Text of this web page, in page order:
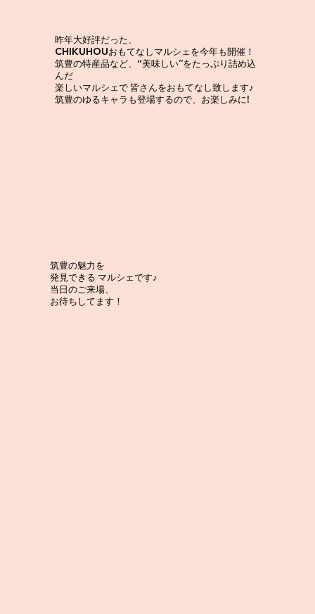
昨年大好評だった、
CHIKUHOUおもてなしマルシェを今年も開催！
筑豊の特産品など、“美味しい”をたっぷり詰め込
んだ
楽しいマルシェで 皆さんをおもてなし致します♪
筑豊のゆるキャラも登場するので、お楽しみに!
筑豊の魅力を
発見できる マルシェです♪
当日のご来場、
お待ちしてます！